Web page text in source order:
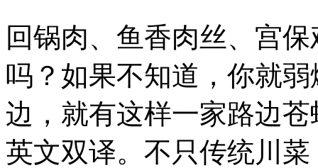
回锅肉、鱼香肉丝、宫
吗？如果不知道，你就
边，就有这样一家路边
英文双译。不只传统川